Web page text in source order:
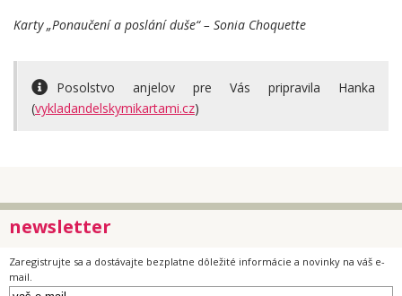
Karty „Ponaučení a poslání duše“ – Sonia Choquette
Posolstvo anjelov pre Vás pripravila Hanka
(vykladandelskymikartami.cz)
newsletter
Zaregistrujte sa a dostávajte bezplatne dôležité informácie a novinky na váš e-
mail.